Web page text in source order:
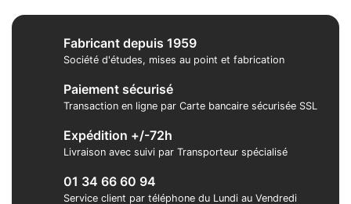
Fabricant depuis 1959
Société d'études, mises au point et fabrication
Paiement sécurisé
Transaction en ligne par Carte bancaire sécurisée SSL
Expédition +/-72h
Livraison avec suivi par Transporteur spécialisé
01 34 66 60 94
Service client par téléphone du Lundi au Vendredi